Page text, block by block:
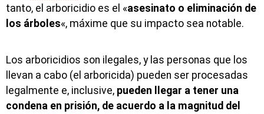
tanto, el arboricidio es el «asesinato o eliminación de
los árboles«, máxime que su impacto sea notable.
Los arboricidios son ilegales, y las personas que los
llevan a cabo (el arboricida) pueden ser procesadas
legalmente e, inclusive, pueden llegar a tener una
condena en prisión, de acuerdo a la magnitud del